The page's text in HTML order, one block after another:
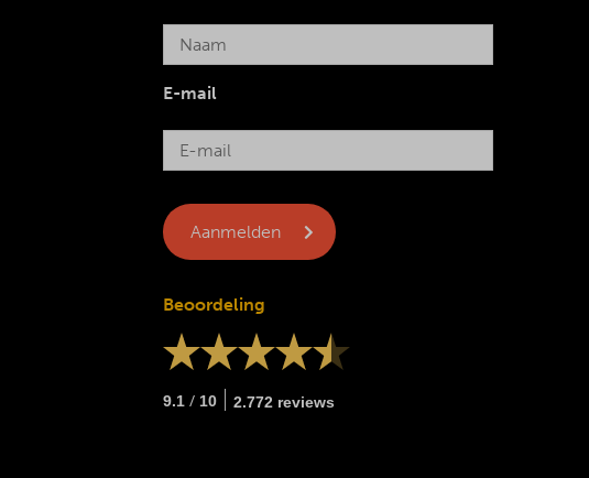
E-mail
Beoordeling
9.1 / 10 2.772 reviews